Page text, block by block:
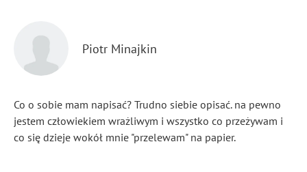
Piotr Minajkin
Co o sobie mam napisać? Trudno siebie opisać. na pewno
jestem człowiekiem wrażliwym i wszystko co przeżywam i
co się dzieje wokół mnie "przelewam" na papier.